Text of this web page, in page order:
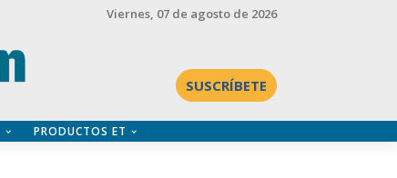
Viernes, 07 de agosto de 2026
SUSCRÍBETE
PRODUCTOS ET